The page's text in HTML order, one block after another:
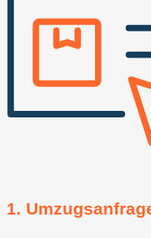
1.